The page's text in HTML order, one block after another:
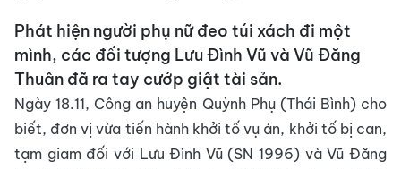
Phát hiện người phụ nữ đeo túi xách đi một
mình, các đối tượng Lưu Đình Vũ và Vũ Đăng
Thuân đã ra tay cướp giật tài sản.
Ngày 18.11, Công an huyện Quỳnh Phụ (Thái Bình) cho
biết, đơn vị vừa tiến hành khởi tố vụ án, khởi tố bị can,
tạm giam đối với Lưu Đình Vũ (SN 1996) và Vũ Đăng